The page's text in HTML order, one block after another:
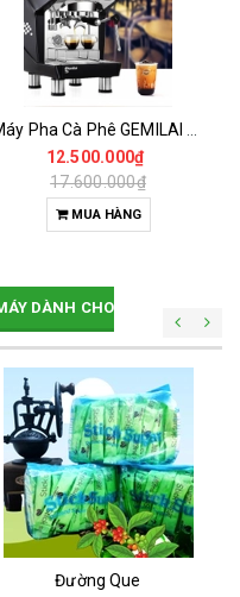
12.500.000₫
17.600.000₫
MUA HÀNG
DÀNH CHO
Đường Que